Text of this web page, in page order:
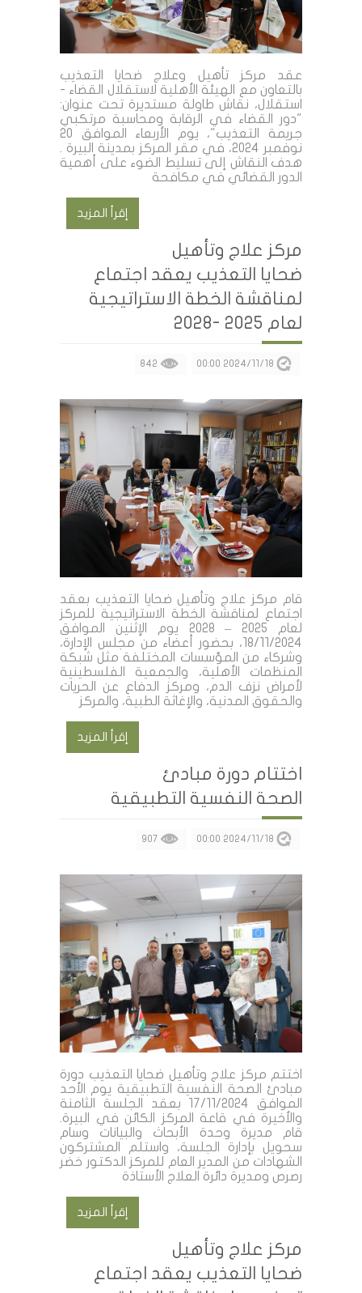
عقد مركز تأهيل وعلاج ضحايا التعذيب
بالتعاون مع الهيئة الأهلية لاستقلال القضاء -
استقلال، نقاش طاولة مستديرة تحت عنوان:
"دور القضاء في الرقابة ومحاسبة مرتكبي
جريمة التعذيب"، يوم الأربعاء الموافق 20
نوفمبر 2024، في مقر المركز بمدينة البيرة .
هدف النقاش إلى تسليط الضوء على أهمية
الدور القضائي في مكافحة
إقرأ المزيد
مركز علاج وتأهيل
ضحايا التعذيب يعقد اجتماع
لمناقشة الخطة الاستراتيجية
لعام 2025 -2028
قام مركز علاج وتأهيل ضحايا التعذيب بعقد
اجتماع لمناقشة الخطة الاستراتيجية للمركز
لعام 2025 – 2028 يوم الإثنين الموافق
18/11/2024، بحضور أعضاء من مجلس الإدارة،
وشركاء من المؤسسات المختلفة مثل شبكة
المنظمات الأهلية، والجمعية الفلسطينية
لأمراض نزف الدم، ومركز الدفاع عن الحريات
والحقوق المدنية، والإغاثة الطبية، والمركز
إقرأ المزيد
اختتام دورة مبادئ
الصحة النفسية التطبيقية
اختتم مركز علاج وتأهيل ضحايا التعذيب دورة
مبادئ الصحة النفسية التطبيقية يوم الأحد
الموافق 17/11/2024 بعقد الجلسة الثامنة
والأخيرة في قاعة المركز الكائن في البيرة.
قام مديرة وحدة الأبحاث والبيانات وسام
سحويل بإدارة الجلسة، واستلم المشتركون
الشهادات من المدير العام للمركز الدكتور خضر
رصرص ومديرة دائرة العلاج الأستاذة
إقرأ المزيد
مركز علاج وتأهيل
ضحايا التعذيب يعقد اجتماع